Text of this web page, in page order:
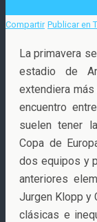
Compartir Publicar en
La primavera
estadio de
extendiera
encuentro
suelen tener
Copa de
dos equipos y
anteriores
Jurgen Klopp y
clásicas e